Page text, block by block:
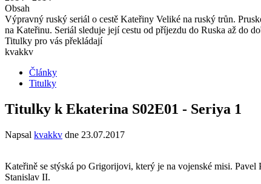
Obsah
Výpravný ruský seriál o cestě Kateřiny Veliké na ruský trůn.
na Kateřinu. Seriál sleduje její cestu od příjezdu do Ruska až do
Titulky pro vás překládají
kvakkv
Články
Titulky
Titulky k Ekaterina S02E01 - Seriya 1
Napsal kvakkv dne 23.07.2017
Kateřině se stýská po Grigorijovi, který je na vojenské misi.
Stanislav II.